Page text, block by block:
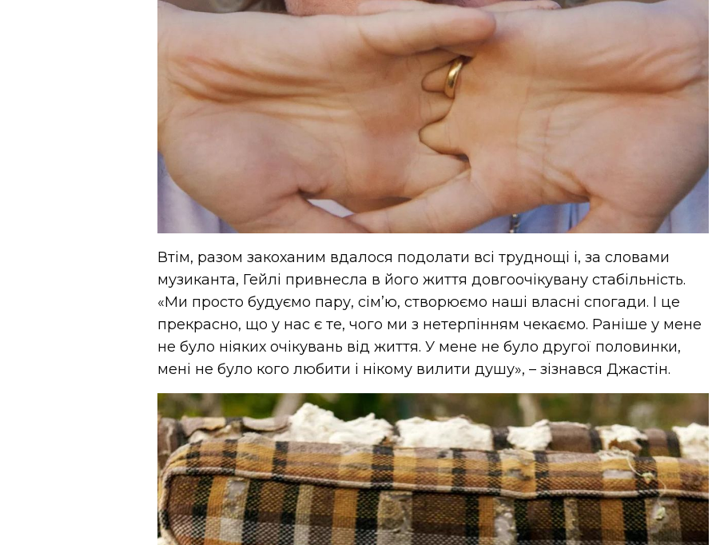
Втім, разом закоханим вдалося подолати всі труднощі і, за словами
музиканта, Гейлі привнесла в його життя довгоочікувану стабільність.
«Ми просто будуємо пару, сім’ю, створюємо наші власні спогади. І це
прекрасно, що у нас є те, чого ми з нетерпінням чекаємо. Раніше у мене
не було ніяких очікувань від життя. У мене не було другої половинки,
мені не було кого любити і нікому вилити душу», – зізнався Джастін.